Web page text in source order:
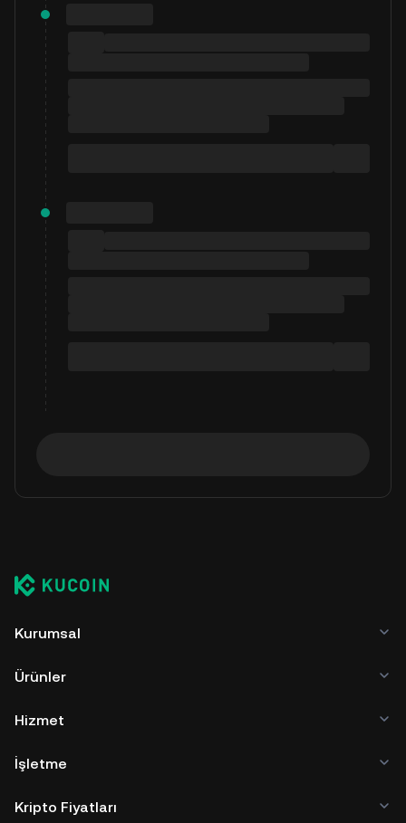
Kurumsal
Ürünler
Hizmet
İşletme
Kripto Fiyatları